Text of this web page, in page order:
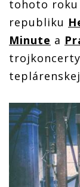
tohoto roku
republiku
Minute a
trojkoncerty